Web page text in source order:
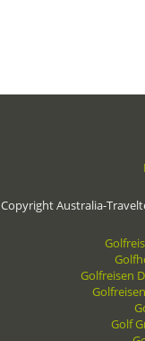
Copyright Australia-
Golfreisen
Golf